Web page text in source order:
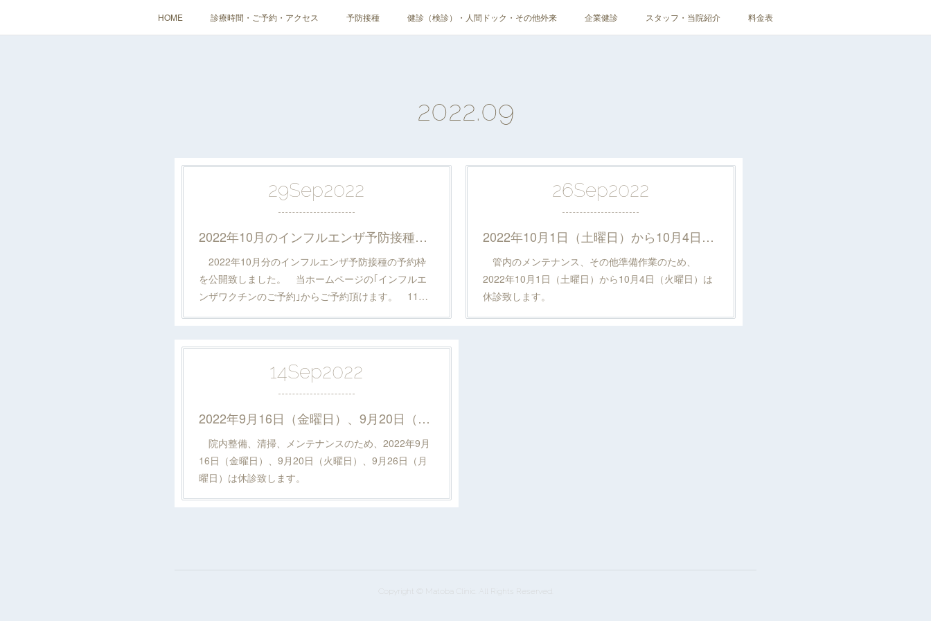
HOME 診療時間・ご予約・アクセス 予防接種 健診（検診）・人間ドック・その他外来 企業健診 スタッフ・当院紹介 料金表
2022.09
29Sep2022
2022年10月のインフルエンザ予防接種の予約受付を開始しました
2022年10月分のインフルエンザ予防接種の予約枠
を公開致しました。 当ホームページの｢インフルエ
ンザワクチンのご予約｣からご予約頂けます。 11…
26Sep2022
2022年10月1日（土曜日）から10月4日（火曜日）は休診致します。
管内のメンテナンス、その他準備作業のため、
2022年10月1日（土曜日）から10月4日（火曜日）は
休診致します。
14Sep2022
2022年9月16日（金曜日）、9月20日（火曜日）、9月26日（月曜日）は休診致します。
院内整備、清掃、メンテナンスのため、2022年9月
16日（金曜日）、9月20日（火曜日）、9月26日（月
曜日）は休診致します。
Copyright © Matoba Clinic. All Rights Reserved.